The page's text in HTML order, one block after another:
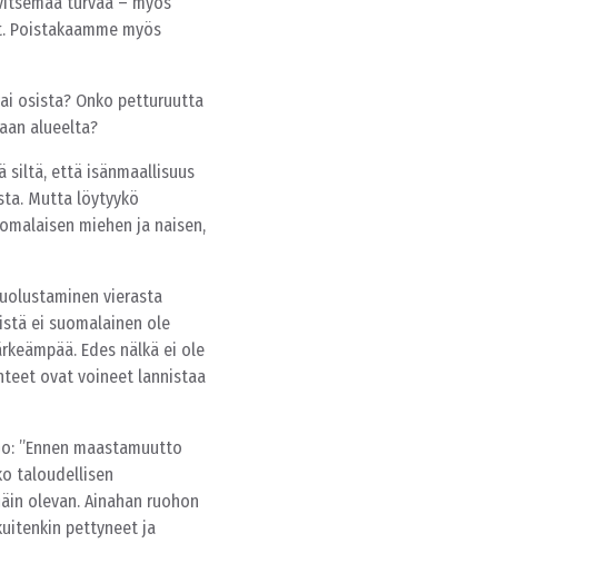
myös
osista? Onko petturuutta
alueelta?
siltä, että isänmaallisuus
Mutta löytyykö
miehen ja naisen,
vierasta
ei suomalainen ole
Edes nälkä ei ole
ovat voineet lannistaa
”Ennen maastamuutto
taloudellisen
olevan. Ainahan ruohon
pettyneet ja